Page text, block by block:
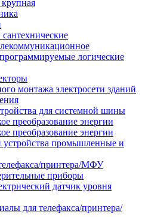
логические
монтажа электросети зданий
для системной шины
преобразование энергии
преобразование энергии
устройства промышленные и
принтера/МФУ
приборы
датчик уровня
для телефакса/принтера/